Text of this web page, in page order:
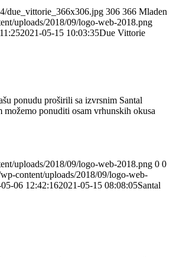
due_vittorie_366x306.jpg 306 366 Mladen
uploads/2018/09/logo-web-2018.png
2021-05-15 10:03:35Due Vittorie
ponudu proširili sa izvrsnim Santal
možemo ponuditi osam vrhunskih okusa
uploads/2018/09/logo-web-2018.png 0 0
content/uploads/2018/09/logo-web-
06 12:42:162021-05-15 08:08:05Santal